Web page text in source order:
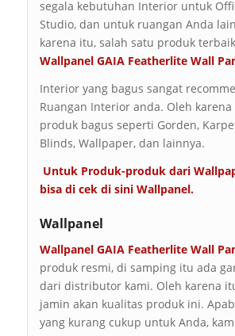
segala kebutuhan Interior untuk
Studio, dan untuk ruangan Anda
karena itu, salah satu produk
Wallpanel GAIA Featherlite Wall
Interior yang bagus sangat
Ruangan Interior anda. Oleh
produk bagus seperti Gorden,
Blinds, Wallpaper, dan lainnya.
Untuk Produk-produk dari
bisa di cek di sini Wallpanel.
Wallpanel
Wallpanel GAIA Featherlite Wall
produk resmi, di samping itu ada
dari distributor kami. Oleh karena
jamin akan kualitas produk ini.
yang kurang cukup untuk Anda,